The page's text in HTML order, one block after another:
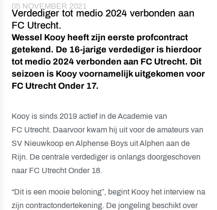
05 NOVEMBER 2021
Verdediger tot medio 2024 verbonden aan
FC Utrecht.
Wessel Kooy heeft zijn eerste profcontract
getekend. De 16-jarige verdediger is hierdoor
tot medio 2024 verbonden aan FC Utrecht. Dit
seizoen is Kooy voornamelijk uitgekomen voor
FC Utrecht Onder 17.
Kooy is sinds 2019 actief in de Academie van
FC Utrecht. Daarvoor kwam hij uit voor de amateurs van
SV Nieuwkoop en Alphense Boys uit Alphen aan de
Rijn. De centrale verdediger is onlangs doorgeschoven
naar FC Utrecht Onder 18.
“Dit is een mooie beloning”, begint Kooy het interview na
zijn contractondertekening. De jongeling beschikt over